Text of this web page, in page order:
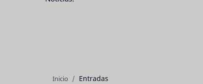
Inicio Entradas